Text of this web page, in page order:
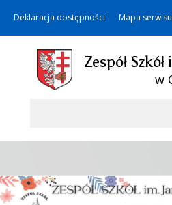
Deklaracja dostępności Mapa serwisu
Zespół
w